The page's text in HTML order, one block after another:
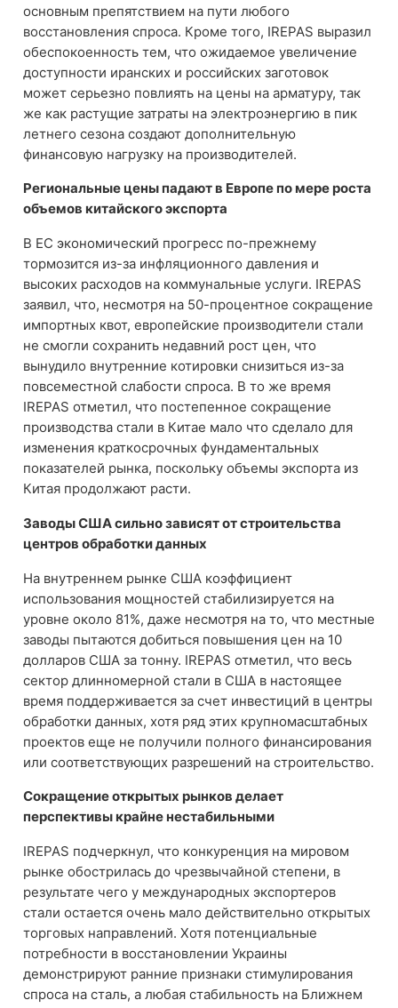
основным препятствием на пути любого
восстановления спроса. Кроме того, IREPAS выразил
обеспокоенность тем, что ожидаемое увеличение
доступности иранских и российских заготовок
может серьезно повлиять на цены на арматуру, так
же как растущие затраты на электроэнергию в пик
летнего сезона создают дополнительную
финансовую нагрузку на производителей.
Региональные цены падают в Европе по мере роста
объемов китайского экспорта
В ЕС экономический прогресс по-прежнему
тормозится из-за инфляционного давления и
высоких расходов на коммунальные услуги. IREPAS
заявил, что, несмотря на 50-процентное сокращение
импортных квот, европейские производители стали
не смогли сохранить недавний рост цен, что
вынудило внутренние котировки снизиться из-за
повсеместной слабости спроса. В то же время
IREPAS отметил, что постепенное сокращение
производства стали в Китае мало что сделало для
изменения краткосрочных фундаментальных
показателей рынка, поскольку объемы экспорта из
Китая продолжают расти.
Заводы США сильно зависят от строительства
центров обработки данных
На внутреннем рынке США коэффициент
использования мощностей стабилизируется на
уровне около 81%, даже несмотря на то, что местные
заводы пытаются добиться повышения цен на 10
долларов США за тонну. IREPAS отметил, что весь
сектор длинномерной стали в США в настоящее
время поддерживается за счет инвестиций в центры
обработки данных, хотя ряд этих крупномасштабных
проектов еще не получили полного финансирования
или соответствующих разрешений на строительство.
Сокращение открытых рынков делает
перспективы крайне нестабильными
IREPAS подчеркнул, что конкуренция на мировом
рынке обострилась до чрезвычайной степени, в
результате чего у международных экспортеров
стали остается очень мало действительно открытых
торговых направлений. Хотя потенциальные
потребности в восстановлении Украины
демонстрируют ранние признаки стимулирования
спроса на сталь, а любая стабильность на Ближнем